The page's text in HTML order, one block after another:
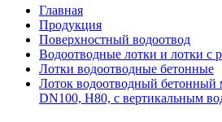
Главная
Продукция
Поверхностный водоотвод
Водоотводные лотки и лотки с
Лотки водоотводные бетонные
Лоток водоотводный бетонный
DN100, Н80, с вертикальным